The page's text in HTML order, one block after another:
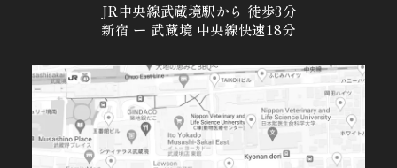
JR中央線武蔵境駅から 徒歩3分
新宿 ー 武蔵境 中央線快速18分